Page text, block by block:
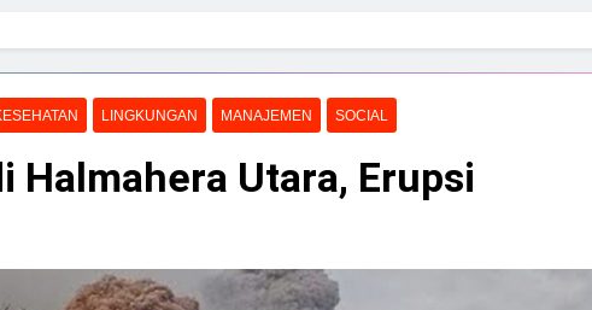
LINGKUNGAN MANAJEMEN SOCIAL
Halmahera Utara, Erupsi